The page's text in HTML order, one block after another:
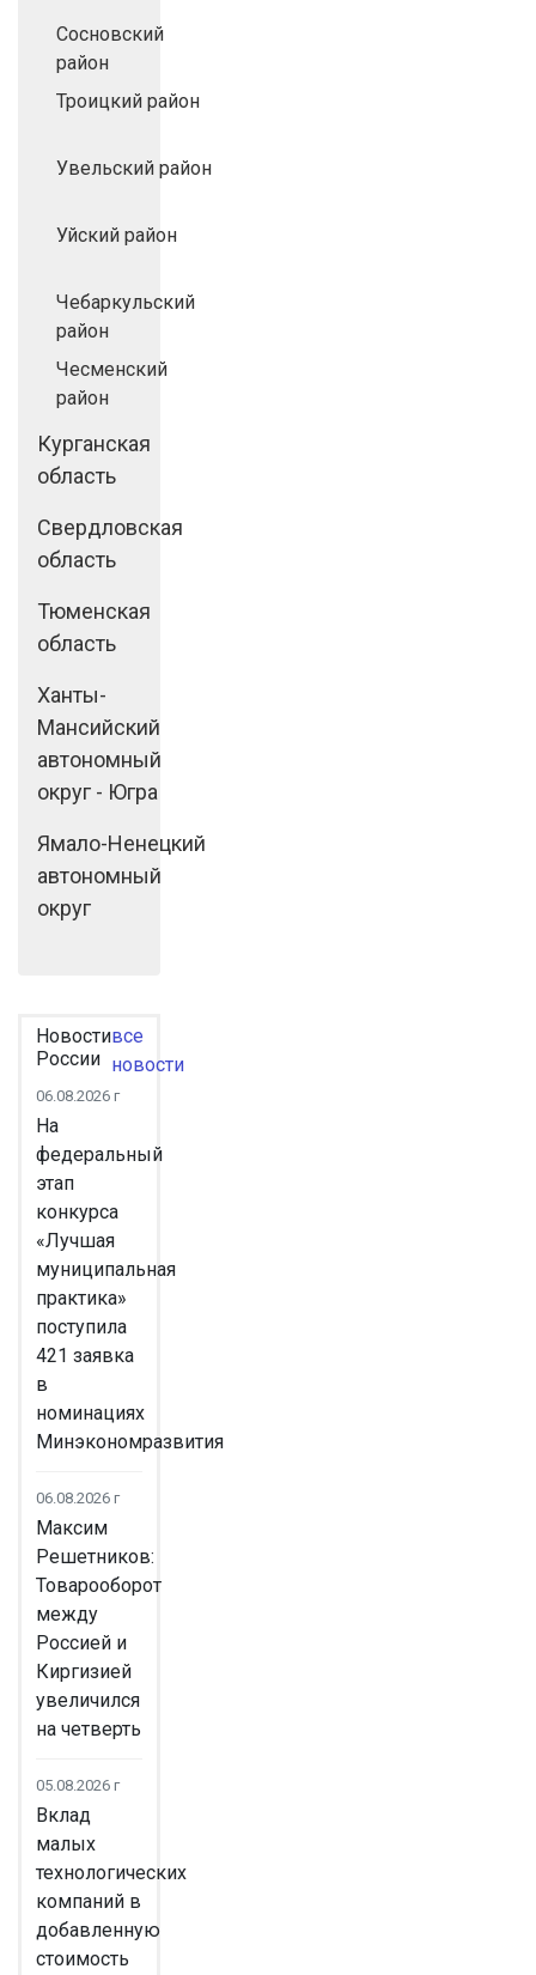
Сосновский
район
Троицкий район
Увельский район
Уйский район
Чебаркульский
район
Чесменский
район
Курганская
область
Свердловская
область
Тюменская
область
Ханты-
Мансийский
автономный
округ - Югра
Ямало-Ненецкий
автономный
округ
Новости
России
все
новости
06.08.2026 г
На
федеральный
этап
конкурса
«Лучшая
муниципальная
практика»
поступила
421 заявка
в
номинациях
Минэкономразвития
06.08.2026 г
Максим
Решетников:
Товарооборот
между
Россией и
Киргизией
увеличился
на четверть
05.08.2026 г
Вклад
малых
технологических
компаний в
добавленную
стоимость